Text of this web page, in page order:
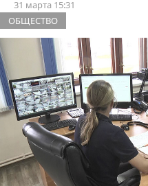
31 марта 15:31
ОБЩЕСТВО